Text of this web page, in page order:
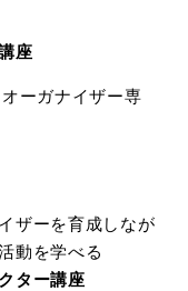
座
ーガナイザー専
ザーを育成しなが
動を学べる
ター講座